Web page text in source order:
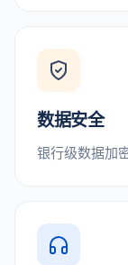
数据安全
银行级数据加